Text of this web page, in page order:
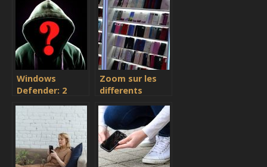
numerique
interactif ?
?
Windows
Defender: 2
simples et
efficaces pour
debloquer vos
fichiers et
logiciels
Zoom sur les
differents
pour
smartphone